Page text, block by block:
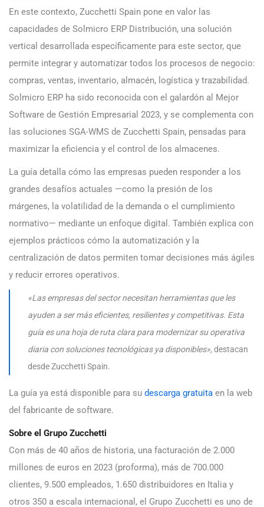
En este contexto, Zucchetti Spain pone en valor las
capacidades de Solmicro ERP Distribución, una solución
vertical desarrollada específicamente para este sector, que
permite integrar y automatizar todos los procesos de negocio:
compras, ventas, inventario, almacén, logística y trazabilidad.
Solmicro ERP ha sido reconocida con el galardón al Mejor
Software de Gestión Empresarial 2023, y se complementa con
las soluciones SGA-WMS de Zucchetti Spain, pensadas para
maximizar la eficiencia y el control de los almacenes.
La guía detalla cómo las empresas pueden responder a los
grandes desafíos actuales —como la presión de los
márgenes, la volatilidad de la demanda o el cumplimiento
normativo— mediante un enfoque digital. También explica con
ejemplos prácticos cómo la automatización y la
centralización de datos permiten tomar decisiones más ágiles
y reducir errores operativos.
«Las empresas del sector necesitan herramientas que les
ayuden a ser más eficientes, resilientes y competitivas. Esta
guía es una hoja de ruta clara para modernizar su operativa
diaria con soluciones tecnológicas ya disponibles»,destacan
desde Zucchetti Spain.
La guía ya está disponible para su descarga gratuita en la web
del fabricante de software.
Sobre el Grupo Zucchetti
Con más de 40 años de historia, una facturación de 2.000
millones de euros en 2023 (proforma), más de 700.000
clientes, 9.500 empleados, 1.650 distribuidores en Italia y
otros 350 a escala internacional, el Grupo Zucchetti es uno de